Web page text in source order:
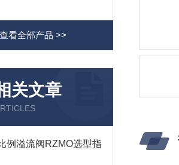
查看全部产品 >>
关文章
例溢流阀RZMO选型指